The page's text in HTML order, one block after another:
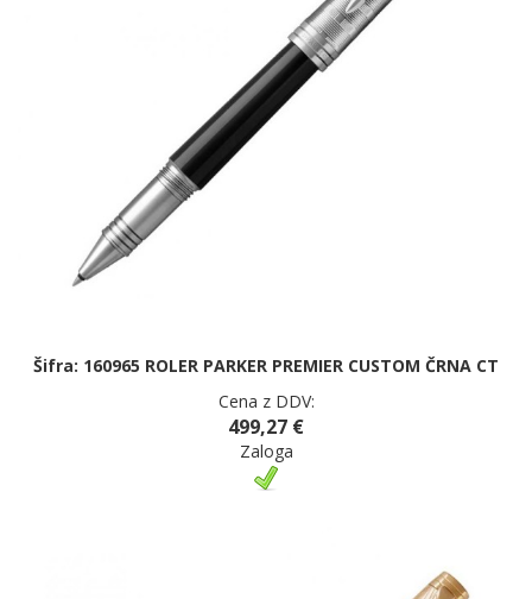
Šifra: 160965 ROLER PARKER PREMIER CUSTOM ČRNA CT
Cena z DDV:
499,27 €
Zaloga